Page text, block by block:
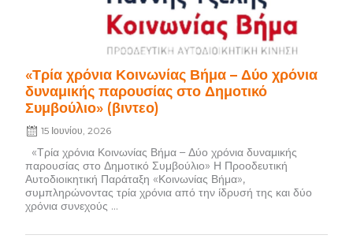
«Τρία χρόνια Κοινωνίας Βήμα – Δύο χρόνια
δυναμικής παρουσίας στο Δημοτικό
Συμβούλιο» (βιντεο)
15 Ιουνίου, 2026
«Τρία χρόνια Κοινωνίας Βήμα – Δύο χρόνια δυναμικής
παρουσίας στο Δημοτικό Συμβούλιο» Η Προοδευτική
Αυτοδιοικητική Παράταξη «Κοινωνίας Βήμα»,
συμπληρώνοντας τρία χρόνια από την ίδρυσή της και δύο
χρόνια συνεχούς ...